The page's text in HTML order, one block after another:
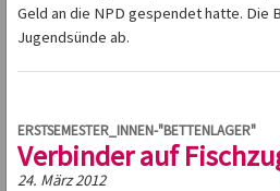
Geld an die NPD gespendet hatte. Die
Jugendsünde ab.
ERSTSEMESTER_INNEN-"BETTENLAGER"
Verbinder auf
24. März 2012